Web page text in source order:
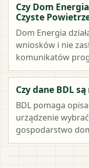
Czy Dom
Czyste
Dom Energia
wniosków i nie
komunikatów
Czy dane BDL
BDL pomaga
urządzenie
gospodarstwo